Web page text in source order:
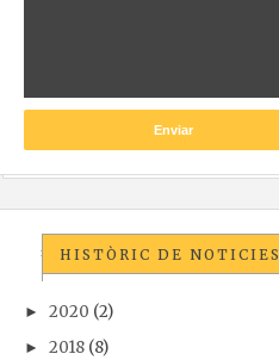
HISTÒRIC DE NOTICIES
► 2020 (2)
► 2018 (8)